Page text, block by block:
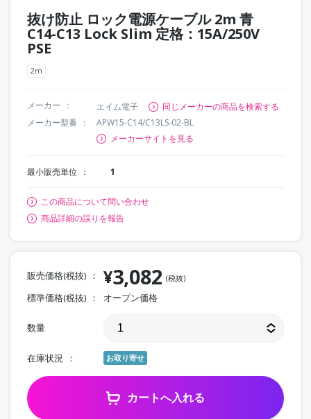
抜け防止 ロック電源ケーブル 2m 青
C14-C13 Lock Slim 定格：15A/250V
PSE
2m
メーカー エイム電子
同じメーカーの商品を検索する
メーカー型番
APW15-C14/C13LS-02-BL
メーカーサイトを見る
最小販売単位 1
この商品について問い合わせ
商品詳細の誤りを報告
販売価格(税抜) ¥3,082 (税抜)
標準価格(税抜) オープン価格
数量
在庫状況 お取り寄せ
カートへ入れる